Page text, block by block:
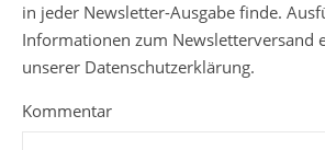
in jeder Newsletter-Ausgabe finde.
Informationen zum Newsletterversand
unserer Datenschutzerklärung.
Kommentar